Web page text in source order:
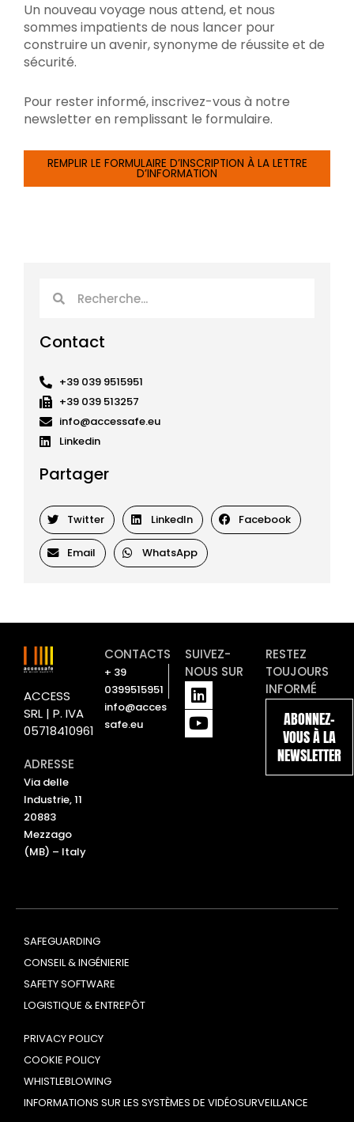
Un nouveau voyage nous attend, et nous
sommes impatients de nous lancer pour
construire un avenir, synonyme de réussite et de
sécurité.
Pour rester informé, inscrivez-vous à notre
newsletter en remplissant le formulaire.
REMPLIR LE FORMULAIRE D’INSCRIPTION À LA LETTRE
D’INFORMATION
Contact
+39 039 9515951
+39 039 513257
info@accessafe.eu
Linkedin
Partager
Twitter LinkedIn Facebook
Email WhatsApp
ACCESS
SRL | P. IVA
05718410961
ADRESSE
Via delle
Industrie, 11
20883
Mezzago
(MB) – Italy
CONTACTS
+ 39
0399515951
info@acces
safe.eu
SUIVEZ-
NOUS SUR
L
i
n
k
Y
o
u
t
RESTEZ
TOUJOURS
INFORMÉ
ABONNEZ-
VOUS À LA
NEWSLETTER
SAFEGUARDING
CONSEIL & INGÉNIERIE
SAFETY SOFTWARE
LOGISTIQUE & ENTREPÔT
PRIVACY POLICY
COOKIE POLICY
WHISTLEBLOWING
INFORMATIONS SUR LES SYSTÈMES DE VIDÉOSURVEILLANCE